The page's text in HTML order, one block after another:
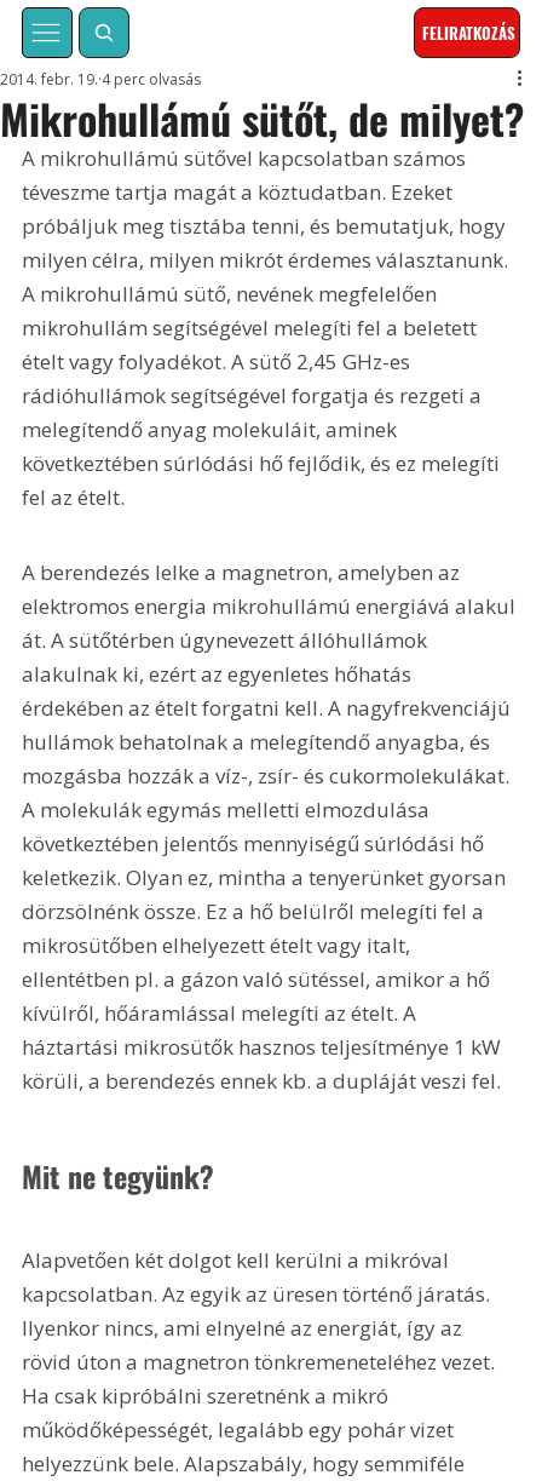
FELIRATKOZÁS
Mikrohullámú sütőt, de milyet?
2014. febr. 19. 4 perc olvasás
A mikrohullámú sütővel kapcsolatban számos
téveszme tartja magát a köztudatban. Ezeket
próbáljuk meg tisztába tenni, és bemutatjuk, hogy
milyen célra, milyen mikrót érdemes választanunk.
A mikrohullámú sütő, nevének megfelelően
mikrohullám segítségével melegíti fel a beletett
ételt vagy folyadékot. A sütő 2,45 GHz-es
rádióhullámok segítségével forgatja és rezgeti a
melegítendő anyag molekuláit, aminek
következtében súrlódási hő fejlődik, és ez melegíti
fel az ételt.
A berendezés lelke a magnetron, amelyben az
elektromos energia mikrohullámú energiává alakul
át. A sütőtérben úgynevezett állóhullámok
alakulnak ki, ezért az egyenletes hőhatás
érdekében az ételt forgatni kell. A nagyfrekvenciájú
hullámok behatolnak a melegítendő anyagba, és
mozgásba hozzák a víz-, zsír- és cukormolekulákat.
A molekulák egymás melletti elmozdulása
következtében jelentős mennyiségű súrlódási hő
keletkezik. Olyan ez, mintha a tenyerünket gyorsan
dörzsölnénk össze. Ez a hő belülről melegíti fel a
mikrosütőben elhelyezett ételt vagy italt,
ellentétben pl. a gázon való sütéssel, amikor a hő
kívülről, hőáramlással melegíti az ételt. A
háztartási mikrosütők hasznos teljesítménye 1 kW
körüli, a berendezés ennek kb. a dupláját veszi fel.
Mit ne tegyünk?
Alapvetően két dolgot kell kerülni a mikróval
kapcsolatban. Az egyik az üresen történő járatás.
Ilyenkor nincs, ami elnyelné az energiát, így az
rövid úton a magnetron tönkremeneteléhez vezet.
Ha csak kipróbálni szeretnénk a mikró
működőképességét, legalább egy pohár vizet
helyezzünk bele. Alapszabály, hogy semmiféle